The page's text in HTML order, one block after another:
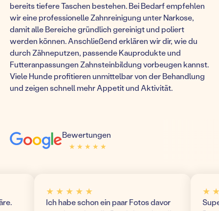
bereits tiefere Taschen bestehen. Bei Bedarf empfehlen
wir eine professionelle Zahnreinigung unter Narkose,
damit alle Bereiche gründlich gereinigt und poliert
werden können. Anschließend erklären wir dir, wie du
durch Zähneputzen, passende Kauprodukte und
Futteranpassungen Zahnsteinbildung vorbeugen kannst.
Viele Hunde profitieren unmittelbar von der Behandlung
und zeigen schnell mehr Appetit und Aktivität.
Bewertungen
★ ★ ★ ★ ★
★ ★ ★ ★ ★
★ ★ ★ ★ ★
Ich habe schon ein paar Fotos davor
★ ★
Super